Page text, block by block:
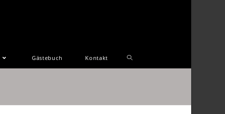
Gästebuch Kontakt